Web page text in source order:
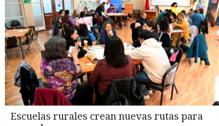
Escuelas rurales crean nuevas rutas para